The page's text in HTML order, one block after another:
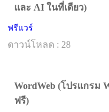
และ AI ในที่เดียว)
ฟรีแวร์
ดาวน์โหลด : 28
WordWeb (โปรแกรม
ฟรี)